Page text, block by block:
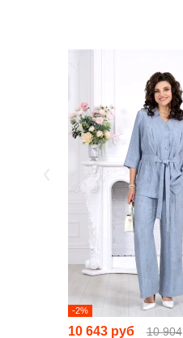
-2%
10 643 руб 10 904